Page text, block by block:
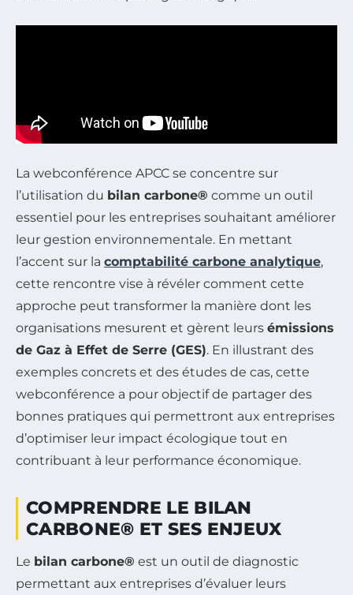
La webconférence APCC se concentre sur
l’utilisation du bilan carbone® comme un outil
essentiel pour les entreprises souhaitant améliorer
leur gestion environnementale. En mettant
l’accent sur la comptabilité carbone analytique,
cette rencontre vise à révéler comment cette
approche peut transformer la manière dont les
organisations mesurent et gèrent leurs émissions
de Gaz à Effet de Serre (GES). En illustrant des
exemples concrets et des études de cas, cette
webconférence a pour objectif de partager des
bonnes pratiques qui permettront aux entreprises
d’optimiser leur impact écologique tout en
contribuant à leur performance économique.
COMPRENDRE LE BILAN
CARBONE® ET SES ENJEUX
Le bilan carbone® est un outil de diagnostic
permettant aux entreprises d’évaluer leurs